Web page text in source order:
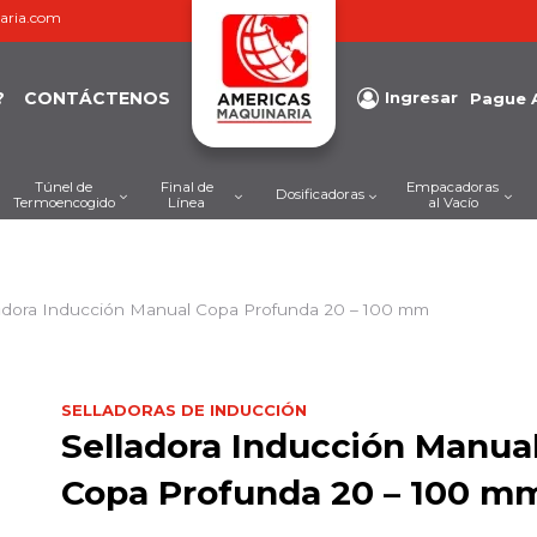
CONTÁCTENOS Ingresar Pague
Túnel de
Termoencogido
Final de
Línea
Dosificadoras
Empacadoras
al Vacío
Inducción Manual Copa Profunda 20 – 100 mm
SELLADORAS DE INDUCCIÓN
Selladora Inducción
Copa Profunda 20 – 100